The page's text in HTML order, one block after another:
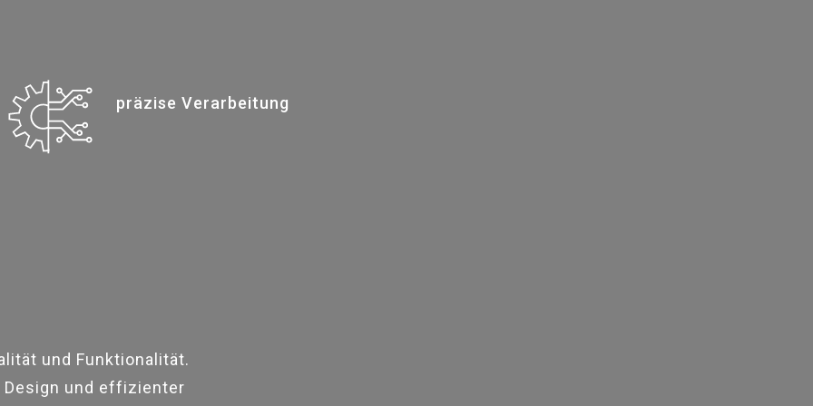
präzise Verarbeitung
und Funktionalität.
und effizienter